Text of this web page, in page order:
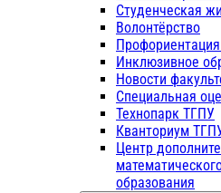
Студенческая
Волонтёрство
Инклюзивное
Новости
Специальная
Технопарк ТГПУ
Кванториум
Центр
образования